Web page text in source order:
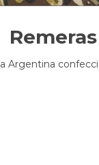
Remeras
Argentina